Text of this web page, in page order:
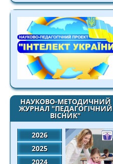
НАУКОВО-МЕТОДИЧНИЙ
ЖУРНАЛ "ПЕДАГОГІЧНИЙ
ВІСНИК"
2026
2025
2024